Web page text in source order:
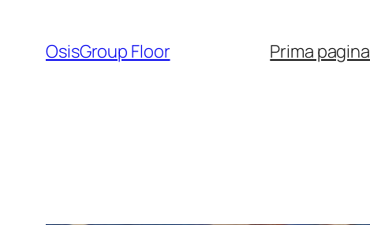
conținut
OsisGroup Floor Prima pagina